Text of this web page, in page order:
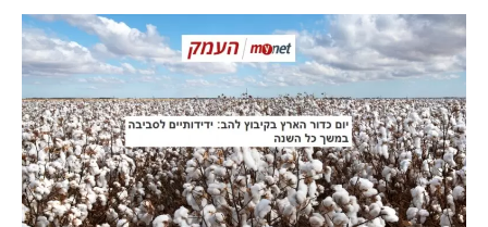
"שברנו
שיא
ישראלי":
יום
כדור
הארץ
בקיבוץ
להב
|